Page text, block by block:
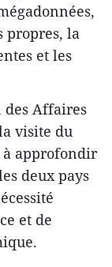
propres, la
et les
Affaires
visite du
approfondir
deux pays
et de